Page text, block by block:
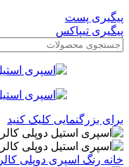
پیگیری پست
پیگیری تیپاکس
برای بزرگنمایی کلیک کنید
خانه رنگ اسپری دوپلی کالر